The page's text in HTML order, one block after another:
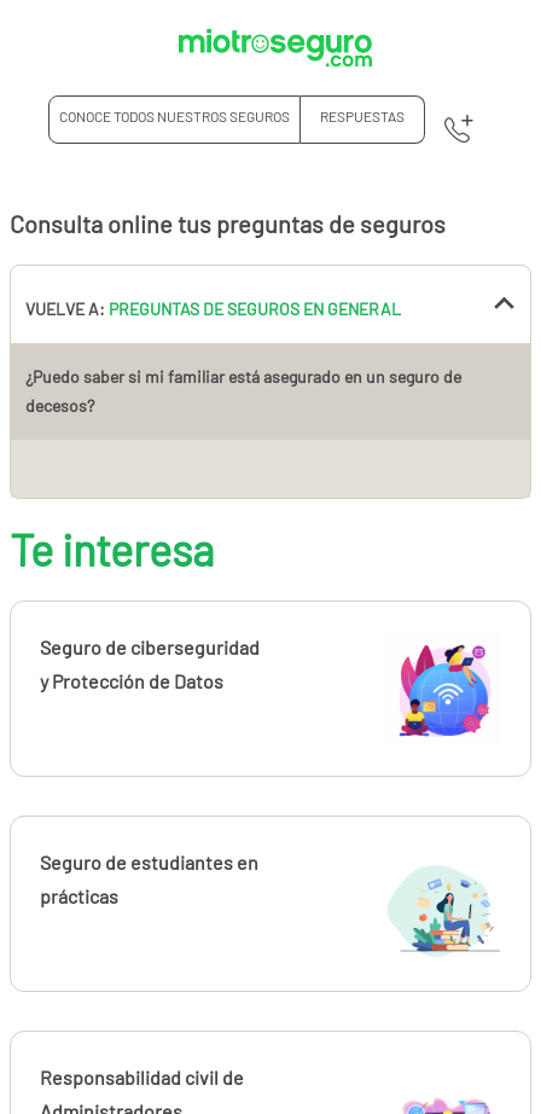
CONOCE TODOS NUESTROS SEGUROS RESPUESTAS
Consulta online tus preguntas de seguros
VUELVE A: PREGUNTAS DE SEGUROS EN GENERAL
¿Puedo saber si mi familiar está asegurado en un seguro de
decesos?
Te interesa
Seguro de ciberseguridad
y Protección de Datos
Seguro de estudiantes en
prácticas
Responsabilidad civil de